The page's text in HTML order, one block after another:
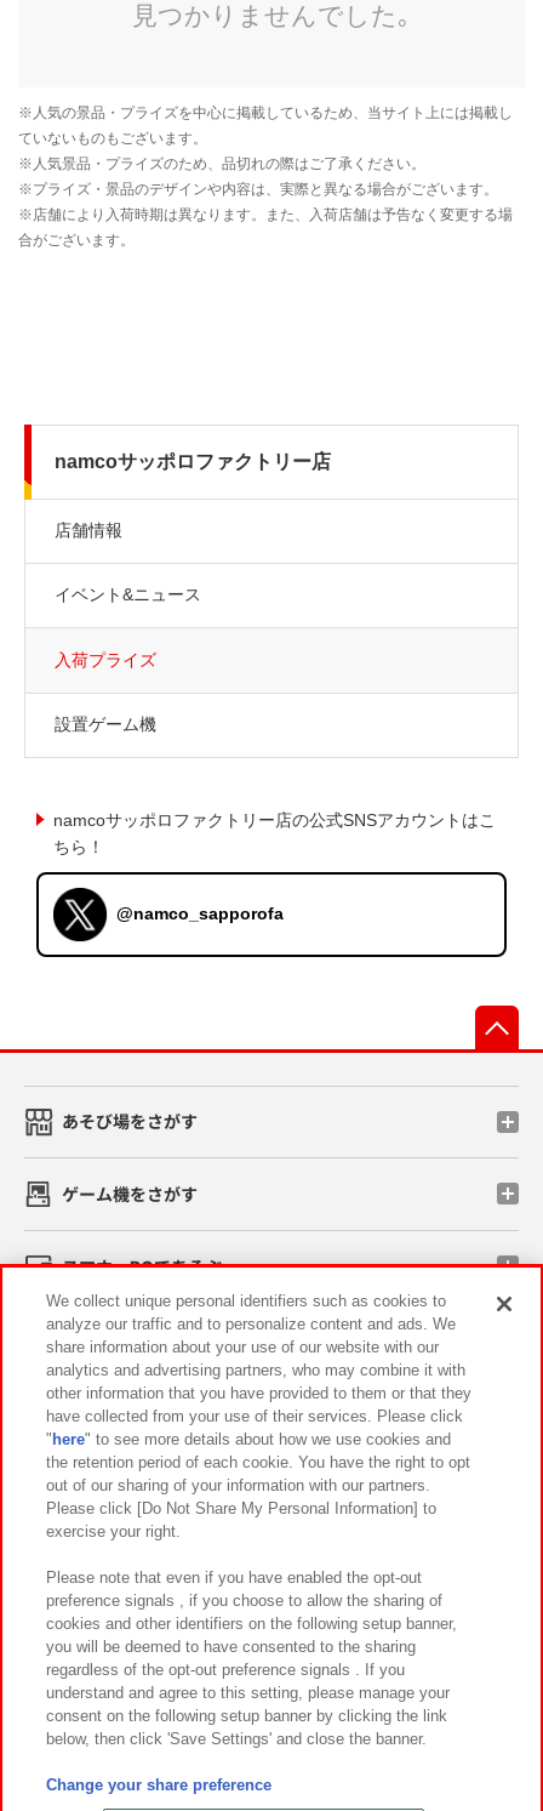
namcoサッポロファクトリー店
店舗情報
イベント&ニュース
入荷プライズ
設置ゲーム機
namcoサッポロファクトリー店の公式SNSアカウントはこ
ちら！
@namco_sapporofa
あそび場をさがす
ゲーム機をさがす
スマホ・PCであそぶ
イベント・キャンペーン
関連会社 サステナビリティ サイトポリシー
プライバシーポリシー ウェブアクセシビリティ方針と検証結果
お取引先さまとともに
カスタマーハラスメント対応方針 よくあるご質問・お問い合わせ
©Bandai Namco Amusement Inc.
©Bandai Namco Amusement Lab Inc.
We collect unique personal identifiers such as cookies to
analyze our traffic and to personalize content and ads. We
share information about your use of our website with our
analytics and advertising partners, who may combine it with
other information that you have provided to them or that they
have collected from your use of their services. Please click
" here" to see more details about how we use cookies and
the retention period of each cookie. You have the right to opt
out of our sharing of your information with our partners.
Please click [Do Not Share My Personal Information] to
exercise your right.
Please note that even if you have enabled the opt-out
preference signals , if you choose to allow the sharing of
cookies and other identifiers on the following setup banner,
you will be deemed to have consented to the sharing
regardless of the opt-out preference signals . If you
understand and agree to this setting, please manage your
consent on the following setup banner by clicking the link
below, then click 'Save Settings' and close the banner.
Change your share preference